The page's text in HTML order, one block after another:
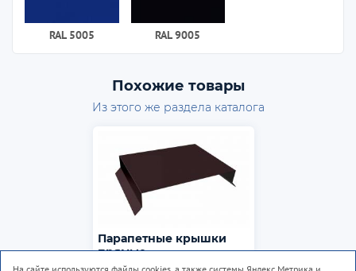
RAL 5005 RAL 9005
Похожие товары
Из этого же раздела каталога
Парапетные крышки
прямые